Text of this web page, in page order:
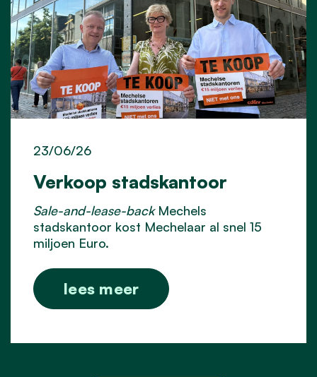
Verkoop stadskantoor
23/06/26
Sale-and-lease-backMechels
stadskantoor kost Mechelaar al snel 15
miljoen Euro.
lees meer